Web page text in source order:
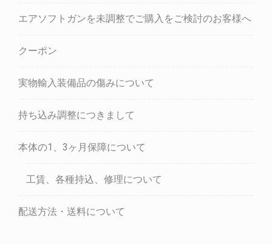
エアソフトガンを未調整でご購入をご検討のお客様へ
クーポン
実物輸入装備品の傷みについて
持ち込み調整につきまして
本体の1、3ヶ月保障について
工賃、各種持込、修理について
配送方法・送料について